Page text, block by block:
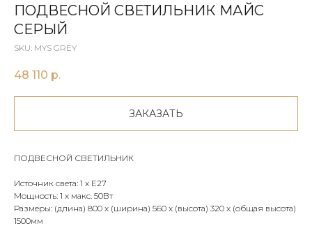
ПОДВЕСНОЙ СВЕТИЛЬНИК МАЙС
СЕРЫЙ
SKU: MYS GREY
48 110 р.
ЗАКАЗАТЬ
ПОДВЕСНОЙ СВЕТИЛЬНИК
Источник света: 1 х E27
Мощность: 1 х макс. 50Вт
Размеры: (длина) 800 x (ширина) 560 х (высота) 320 х (общая высота)
1500мм